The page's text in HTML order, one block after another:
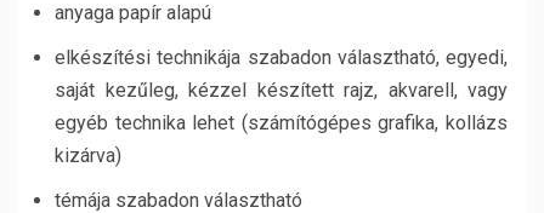
anyaga papír alapú
elkészítési technikája szabadon választható, egyedi,
saját kezűleg, kézzel készített rajz, akvarell, vagy
egyéb technika lehet (számítógépes grafika, kollázs
kizárva)
témája szabadon választható